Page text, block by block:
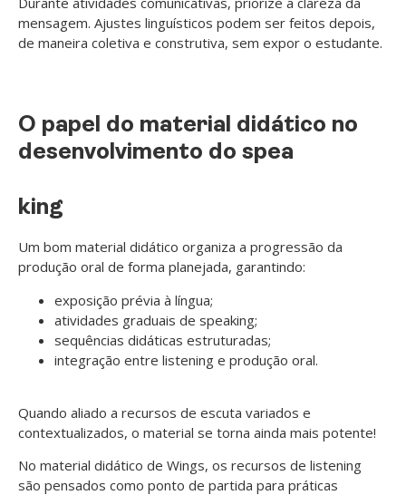
mensagem. Ajustes linguísticos podem ser feitos depois,
de maneira coletiva e construtiva, sem expor o estudante.
O papel do material didático no
desenvolvimento do spea
king
Um bom material didático organiza a progressão da
produção oral de forma planejada, garantindo:
exposição prévia à língua;
atividades graduais de speaking;
sequências didáticas estruturadas;
integração entre listening e produção oral.
Quando aliado a recursos de escuta variados e
contextualizados, o material se torna ainda mais potente!
No material didático de Wings, os recursos de listening
são pensados como ponto de partida para práticas